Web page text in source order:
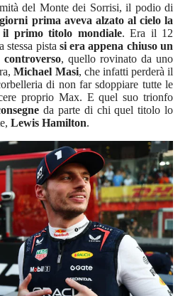
del Monte dei Sorrisi, il podio di
prima aveva alzato al cielo la
il primo titolo mondiale. Era il 12
stessa pista si era appena chiuso un
, quello rovinato da uno
Michael Masi, che infatti perderà il
di non far sdoppiare tutte le
proprio Max. E quel suo trionfo
da parte di chi quel titolo lo
Lewis Hamilton.